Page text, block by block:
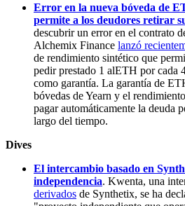
Error en la nueva bóveda de
permite a los deudores retirar
descubrir un error en el contrato
Alchemix Finance lanzó
de rendimiento sintético que
pedir prestado 1 alETH por cada
como garantía. La garantía de
bóvedas de Yearn y el
pagar automáticamente la deuda
largo del tiempo.
Dives
El intercambio basado en
independencia. Kwenta, una
derivados de Synthetix, se ha